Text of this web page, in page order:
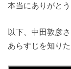
本当にありがとう
以下、中田敦彦
あらすじを知り